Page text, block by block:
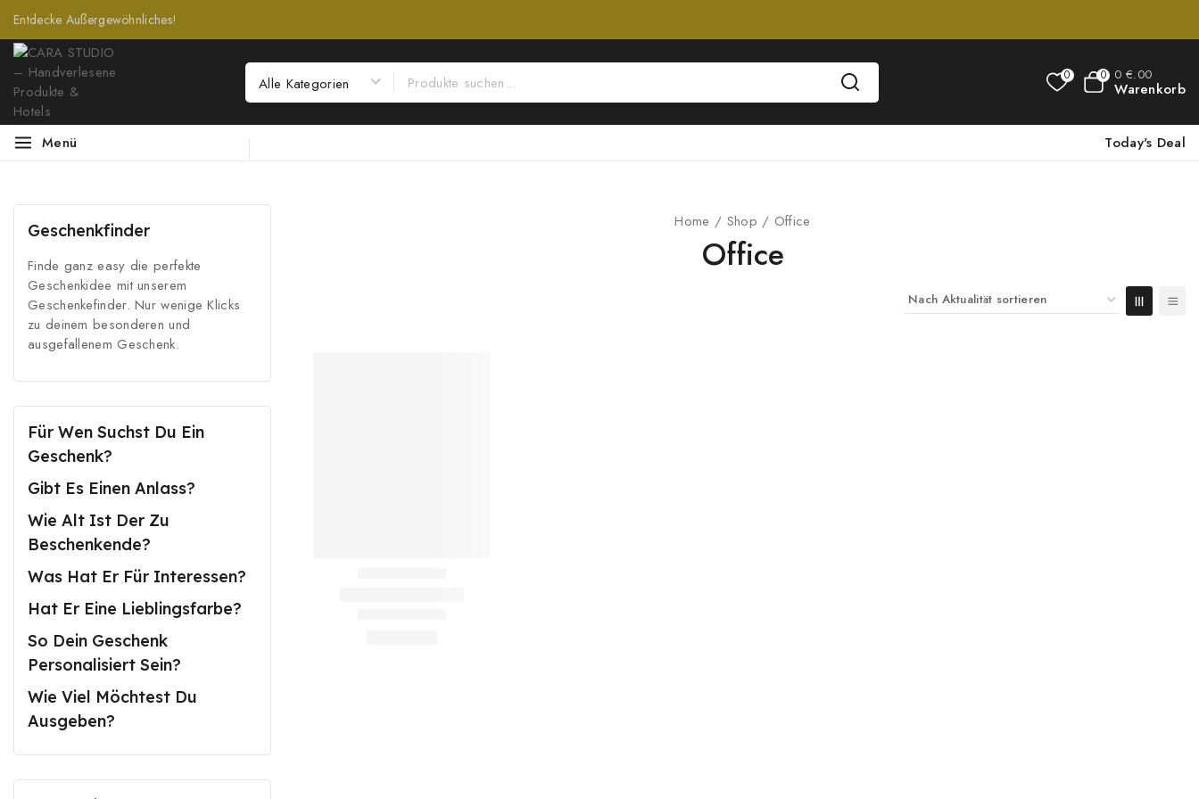
Entdecke Außergewöhnliches!
0 0 0 €.00
Warenkorb
Menü Today's Deal
Home / Shop / Office
Office
Geschenkfinder
Finde ganz easy die perfekte
Geschenkidee mit unserem
Geschenkefinder. Nur wenige Klicks
zu deinem besonderen und
ausgefallenem Geschenk.
Für Wen Suchst Du Ein
Geschenk?
Gibt Es Einen Anlass?
Wie Alt Ist Der Zu
Beschenkende?
Was Hat Er Für Interessen?
Hat Er Eine Lieblingsfarbe?
So Dein Geschenk
Personalisiert Sein?
Wie Viel Möchtest Du
Ausgeben?